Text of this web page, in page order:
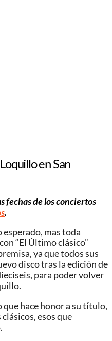
en San
fechas de los conciertos
.
mas toda
“El Último clásico”
ya que todos sus
disco tras la edición de
para poder volver
que hace honor a su título,
esos que